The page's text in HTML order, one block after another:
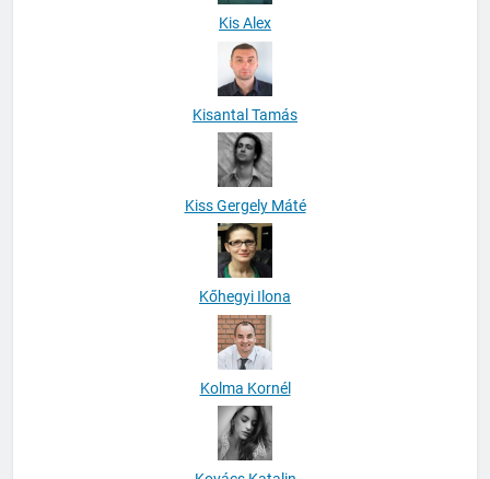
Kis Alex
Kisantal Tamás
Kiss Gergely Máté
Kőhegyi Ilona
Kolma Kornél